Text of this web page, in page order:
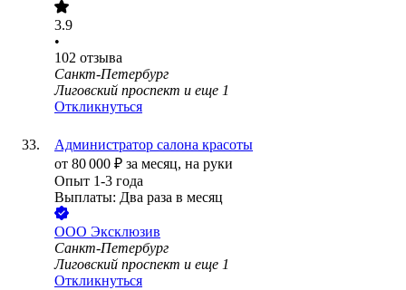
3.9
•
102 отзыва
Санкт-Петербург
Лиговский проспект и еще 1
Откликнуться
Администратор салона красоты
от 80 000 ₽ за месяц, на руки
Опыт 1-3 года
Выплаты: Два раза в месяц
ООО Эксклюзив
Санкт-Петербург
Лиговский проспект и еще 1
Откликнуться